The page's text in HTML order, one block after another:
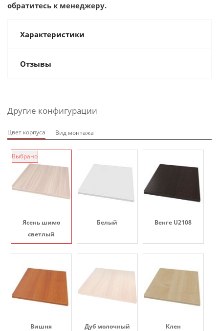
обратитесь к менеджеру.
Характеристики
Отзывы
Другие конфигурации
Цвет корпуса Вид монтажа
Ясень шимо
светлый
Выбрано
Белый Венге U2108
Вишня Дуб молочный Клен